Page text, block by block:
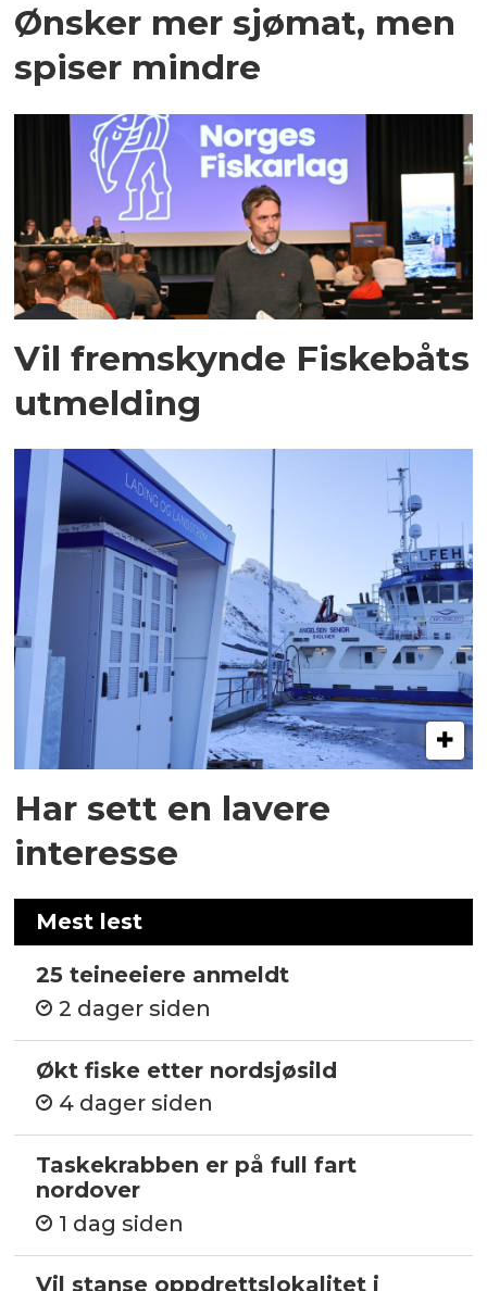
Ønsker mer sjømat, men
spiser mindre
Vil fremskynde Fiskebåts
utmelding
Har sett en lavere
interesse
Mest lest
25 teineeiere anmeldt
2 dager siden
Økt fiske etter nordsjøsild
4 dager siden
Taskekrabben er på full fart
nordover
1 dag siden
Vil stanse oppdrettslokalitet i